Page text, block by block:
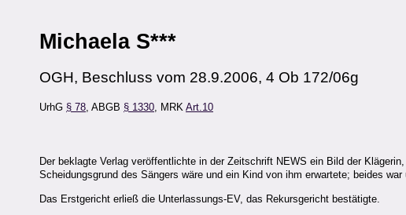
Michaela S***
OGH, Beschluss vom 28.9.2006, 4 Ob 172/06g
UrhG § 78, ABGB § 1330, MRK Art.10
Der beklagte Verlag veröffentlichte in der Zeitschrift NEWS ein Bild der
Scheidungsgrund des Sängers wäre und ein Kind von ihm erwartete; beides war
Das Erstgericht erließ die Unterlassungs-EV, das Rekursgericht bestätigte.